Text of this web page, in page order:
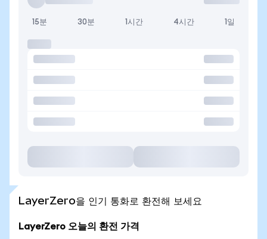
15분 30분 1시간 4시간 1일
LayerZero을 인기 통화로 환전해 보세요
LayerZero 오늘의 환전 가격